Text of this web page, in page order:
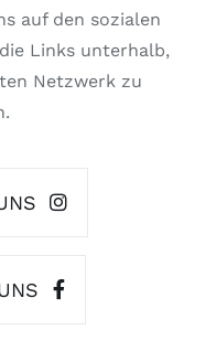
auf den sozialen
Links unterhalb,
Netzwerk zu